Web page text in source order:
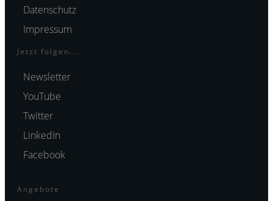
Datenschutz
Impressum
Jetzt folgen...
Newsletter
YouTube
Twitter
LinkedIn
Facebook
Angebote